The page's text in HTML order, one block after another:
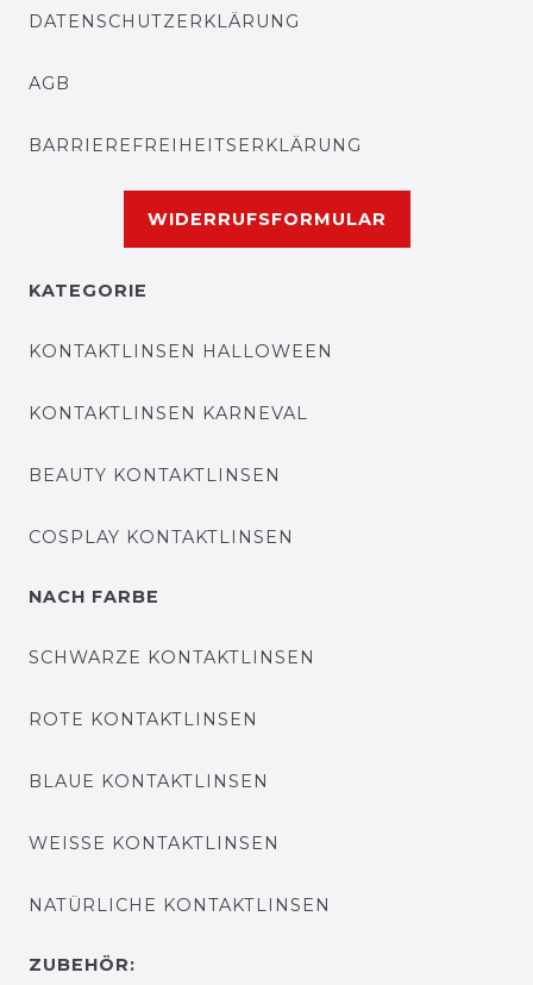
DATENSCHUTZERKLÄRUNG
AGB
BARRIEREFREIHEITSERKLÄRUNG
WIDERRUFSFORMULAR
KATEGORIE
KONTAKTLINSEN HALLOWEEN
KONTAKTLINSEN KARNEVAL
BEAUTY KONTAKTLINSEN
COSPLAY KONTAKTLINSEN
NACH FARBE
SCHWARZE KONTAKTLINSEN
ROTE KONTAKTLINSEN
BLAUE KONTAKTLINSEN
WEISSE KONTAKTLINSEN
NATÜRLICHE KONTAKTLINSEN
ZUBEHÖR: